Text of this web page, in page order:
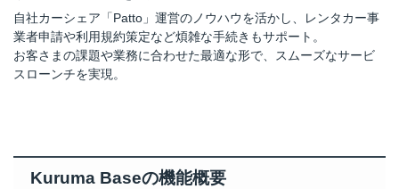
自社カーシェア「Patto」運営のノウハウを活かし、レンタカー事
業者申請や利用規約策定など煩雑な手続きもサポート。
お客さまの課題や業務に合わせた最適な形で、スムーズなサービ
スローンチを実現。
Kuruma Baseの機能概要